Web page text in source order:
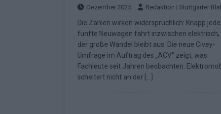
[ Juni 2026 ] Neue Themenwelt,
Highlights EXTRA
[ Mai 2026 ] DARA gewinnt verdient,
Fazit zum ESC 2026 KOMMENTAR
Dezember 2025 Redaktion | Stuttgarter
Die Zahlen wirken widersprüchlich: Knapp
fünfte Neuwagen fährt inzwischen elektrisch,
der große Wandel bleibt aus. Die neue Civey-
Umfrage im Auftrag des „ACV“ zeigt, was
Fachleute seit Jahren beobachten:
scheitert nicht an der